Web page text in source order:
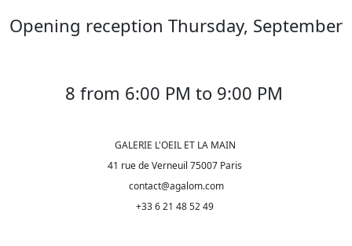
Opening reception Thursday, September
8 from 6:00 PM to 9:00 PM
GALERIE L'OEIL ET LA MAIN
41 rue de Verneuil 75007 Paris
contact@agalom.com
+33 6 21 48 52 49